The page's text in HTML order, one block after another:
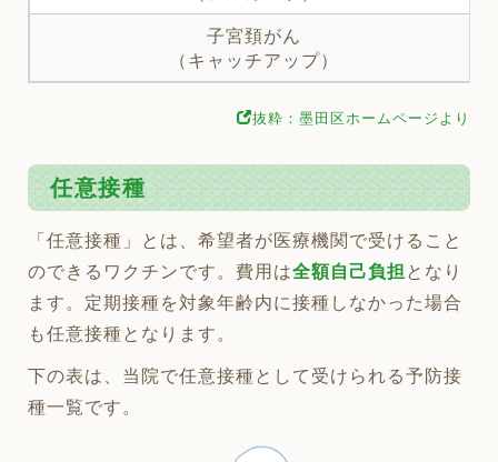
子宮頚がん
（キャッチアップ）
抜粋：墨田区ホームページより
任意接種
「任意接種」とは、希望者が医療機関で受けること
のできるワクチンです。費用は全額自己負担となり
ます。定期接種を対象年齢内に接種しなかった場合
も任意接種となります。
下の表は、当院で任意接種として受けられる予防接
種一覧です。